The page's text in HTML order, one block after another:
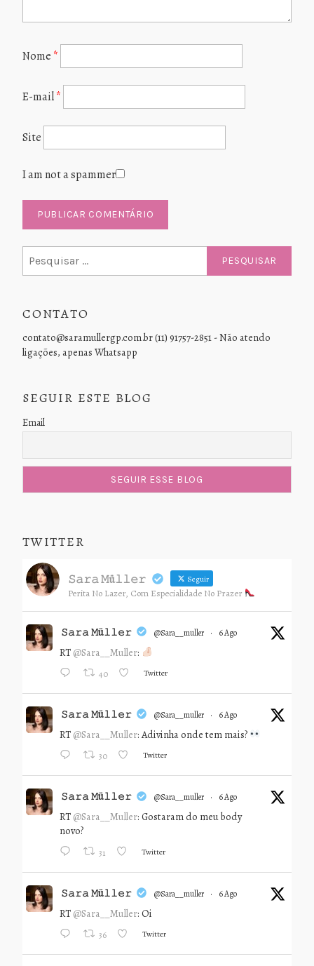
Nome *
E-mail*
Site
I am not a spammer
por:
CONTATO
contato@saramullergp.com.br (11) 91757-2851 - Não atendo
ligações, apenas Whatsapp
SEGUIR ESTE BLOG
Email
TWITTER
𝚂𝚊𝚛𝚊 𝙼ü𝚕𝚕𝚎𝚛 Seguir
Perita No Lazer, Com Especialidade No Prazer
𝚂𝚊𝚛𝚊 𝙼ü𝚕𝚕𝚎𝚛 @sara__muller · 6 Ago
RT @Sara__Muller:
40 Twitter
𝚂𝚊𝚛𝚊 𝙼ü𝚕𝚕𝚎𝚛 @sara__muller · 6 Ago
RT @Sara__Muller: Adivinha onde tem mais?
30 Twitter
𝚂𝚊𝚛𝚊 𝙼ü𝚕𝚕𝚎𝚛 @sara__muller · 6 Ago
RT @Sara__Muller: Gostaram do meu body
novo?
31 Twitter
𝚂𝚊𝚛𝚊 𝙼ü𝚕𝚕𝚎𝚛 @sara__muller · 6 Ago
RT @Sara__Muller: Oi
36 Twitter